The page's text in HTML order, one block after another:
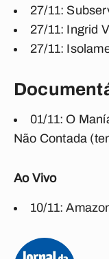
27/11:
27/11: Ingrid
27/11:
01/11: O
Não Contada
Ao Vivo
10/11: